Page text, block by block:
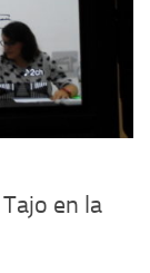
en la